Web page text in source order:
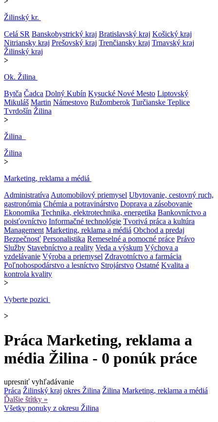
Žilinský kr.
Celá SR Banskobystrický kraj Bratislavský kraj Košický kraj
Nitriansky kraj Prešovský kraj Trenčiansky kraj Trnavský kraj
Žilinský kraj
>
Ok. Žilina
Bytča Čadca Dolný Kubín Kysucké Nové Mesto Liptovský
Mikuláš Martin Námestovo Ružomberok Turčianske Teplice
Tvrdošín Žilina
>
Žilina
Žilina
>
Marketing, reklama a médiá
AdministratívaAutomobilový priemysel Ubytovanie, cestovný ruch,
gastronómia Chémia a potravinárstvo Doprava a zásobovanie
Ekonomika Technika, elektrotechnika, energetika Bankovníctvo a
poisťovníctvo Informačné technológie Tvorivá práca a kultúra
Management Marketing, reklama a médiá Obchod a predaj
Bezpečnosť Personalistika Remeselné a pomocné práce Právo
Služby Stavebníctvo a reality Veda a výskum Výchova a
vzdelávanie Výroba a priemysel Zdravotníctvo a farmácia
Poľnohospodárstvo a lesníctvo Strojárstvo Ostatné Kvalita a
kontrola kvality
>
Vyberte pozici
>
Práca Marketing, reklama a
média Žilina - 0 ponúk práce
upresniť vyhľadávanie
Práca Žilinský kraj okres Žilina Žilina Marketing, reklama a médiá
Ďalšie štítky »
Všetky ponuky z okresu Žilina